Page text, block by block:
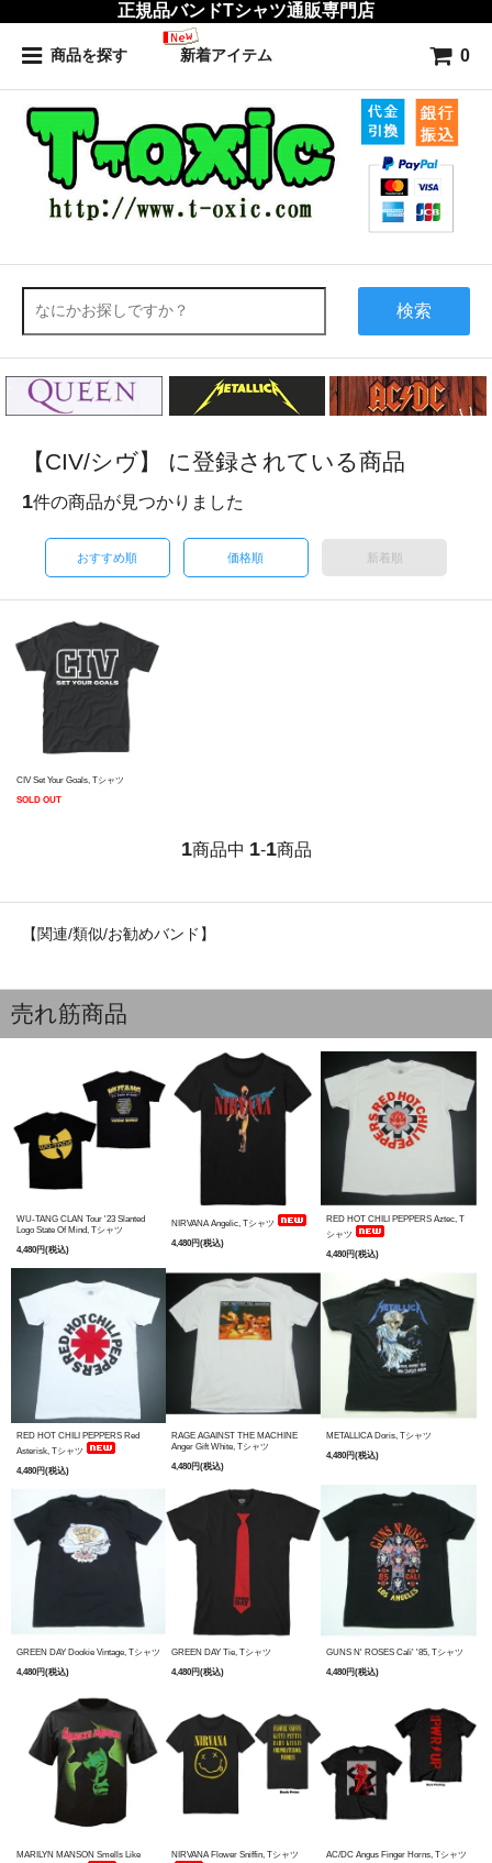
正規品バンドTシャツ通販専門店
商品を探す 新着アイテム 0
検索
【CIV/シヴ】 に登録されている商品
1件の商品が見つかりました
おすすめ順 価格順 新着順
CIV Set Your Goals, Tシャツ
SOLD OUT
1商品中 1-1商品
【関連/類似/お勧めバンド】
売れ筋商品
WU-TANG CLAN Tour '23 Slanted
Logo State Of Mind, Tシャツ
4,480円(税込)
NIRVANA Angelic, Tシャツ
4,480円(税込)
RED HOT CHILI PEPPERS Aztec, T
シャツ
4,480円(税込)
RED HOT CHILI PEPPERS Red
Asterisk, Tシャツ
4,480円(税込)
RAGE AGAINST THE MACHINE
Anger Gift White, Tシャツ
4,480円(税込)
METALLICA Doris, Tシャツ
4,480円(税込)
GREEN DAY Dookie Vintage, Tシャツ
4,480円(税込)
GREEN DAY Tie, Tシャツ
4,480円(税込)
GUNS N' ROSES Cali' '85, Tシャツ
4,480円(税込)
MARILYN MANSON Smells Like
NIRVANA Flower Sniffin, Tシャツ
AC/DC Angus Finger Horns, Tシャツ